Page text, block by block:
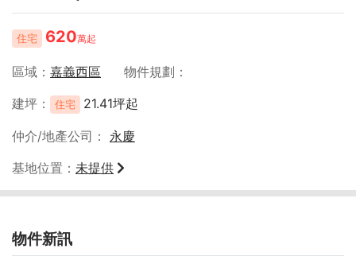
住宅 620萬起
區域 嘉義西區
物件規劃
建坪
住宅 21.41坪起
仲介/地產公司
永慶
基地位置
未提供
物件新訊